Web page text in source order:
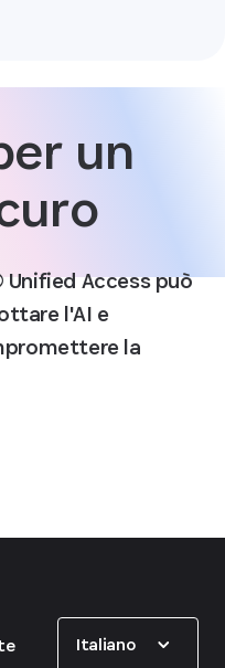
un
Access può
l'AI e
la
Italiano